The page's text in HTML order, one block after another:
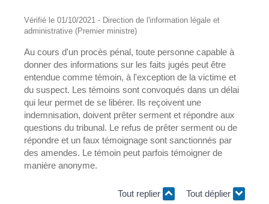
Vérifié le 01/10/2021 - Direction de l'information légale et
administrative (Premier ministre)
Au cours d'un procès pénal, toute personne capable à
donner des informations sur les faits jugés peut être
entendue comme témoin, à l'exception de la victime et
du suspect. Les témoins sont convoqués dans un délai
qui leur permet de se libérer. Ils reçoivent une
indemnisation, doivent prêter serment et répondre aux
questions du tribunal. Le refus de prêter serment ou de
répondre et un faux témoignage sont sanctionnés par
des amendes. Le témoin peut parfois témoigner de
manière anonyme.
Tout replier Tout déplier